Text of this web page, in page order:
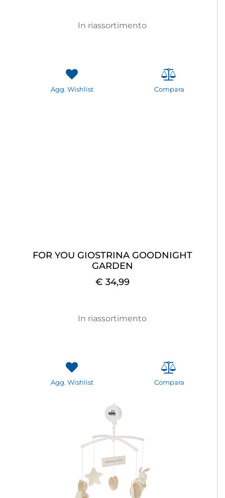
In riassortimento
Agg. Wishlist Compara
FOR YOU GIOSTRINA GOODNIGHT
GARDEN
€ 34,99
In riassortimento
Agg. Wishlist Compara